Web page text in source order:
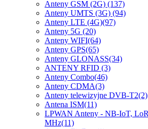
Anteny GSM (2G) (137)
Anteny UMTS (3G) (94)
Anteny LTE (4G)(97)
Anteny 5G (20)
Anteny WIFI(64)
Anteny GPS(65)
Anteny GLONASS(34)
ANTENY RFID (3)
Anteny Combo(46)
Anteny CDMA(3)
Anteny telewizyjne DVB-T2(2)
Antena ISM(11)
LPWAN Anteny - NB-IoT,
MHz(11)